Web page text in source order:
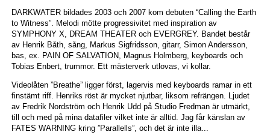
DARKWATER bildades 2003 och 2007 kom debuten “Calling the Earth
to Witness”. Melodi mötte progressivitet med inspiration av
SYMPHONY X, DREAM THEATER och EVERGREY. Bandet består
av Henrik Båth, sång, Markus Sigfridsson, gitarr, Simon Andersson,
bas, ex. PAIN OF SALVATION, Magnus Holmberg, keyboards och
Tobias Enbert, trummor. Ett mästerverk utlovas, vi kollar.
Videolåten ”Breathe” ligger först, lagervis med keyboards ramar in ett
finstämt riff. Henriks röst är mycket njutbar, liksom refrängen. Ljudet
av Fredrik Nordström och Henrik Udd på Studio Fredman är utmärkt,
till och med på mina datafiler vilket inte är alltid. Jag får känslan av
FATES WARNING kring ”Parallells”, och det är inte illa...